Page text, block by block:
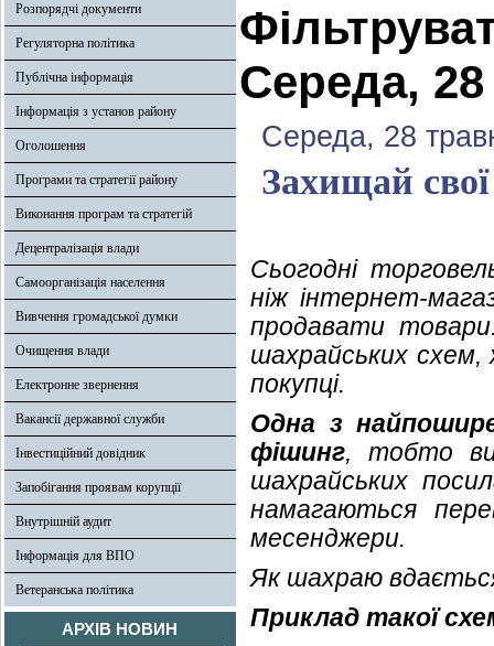
Розпорядчі документи
Регуляторна політика
Публічна інформація
Інформація з установ району
Оголошення
Програми та стратегії району
Виконання програм та стратегій
Децентралізація влади
Самоорганізація населення
Вивчення громадської думки
Очищення влади
Електронне звернення
Вакансії державної служби
Інвестиційний довідник
Запобігання проявам корупції
Внутрішній аудит
Інформація для ВПО
Ветеранська політика
АРХІВ НОВИН
Середа,
Середа, 28
Захищай свої
Сьогодні
ніж інтернет-
продавати
шахрайських
покупці.
Одна з
фішинг, тобто
шахрайських
намагаються
месенджери.
Як шахраю
Приклад такої